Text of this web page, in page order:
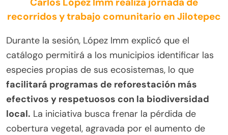
recorridos y trabajo comunitario en Jilotepec
Durante la sesión, López Imm explicó que el
catálogo permitirá a los municipios identificar las
especies propias de sus ecosistemas, lo que
facilitará programas de reforestación más
efectivos y respetuosos con la biodiversidad
local. La iniciativa busca frenar la pérdida de
cobertura vegetal, agravada por el aumento de